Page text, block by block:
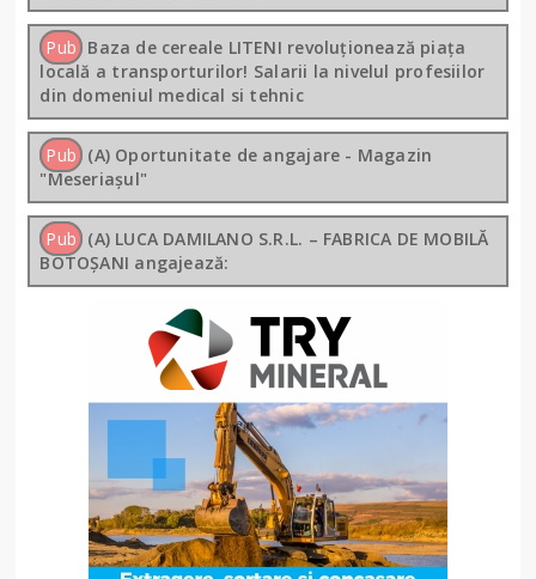
Pub Baza de cereale LITENI revoluționează piața
locală a transporturilor! Salarii la nivelul profesiilor
din domeniul medical si tehnic
Pub (A) Oportunitate de angajare - Magazin
"Meseriașul"
Pub (A) LUCA DAMILANO S.R.L. – FABRICA DE MOBILĂ
BOTOȘANI angajează: